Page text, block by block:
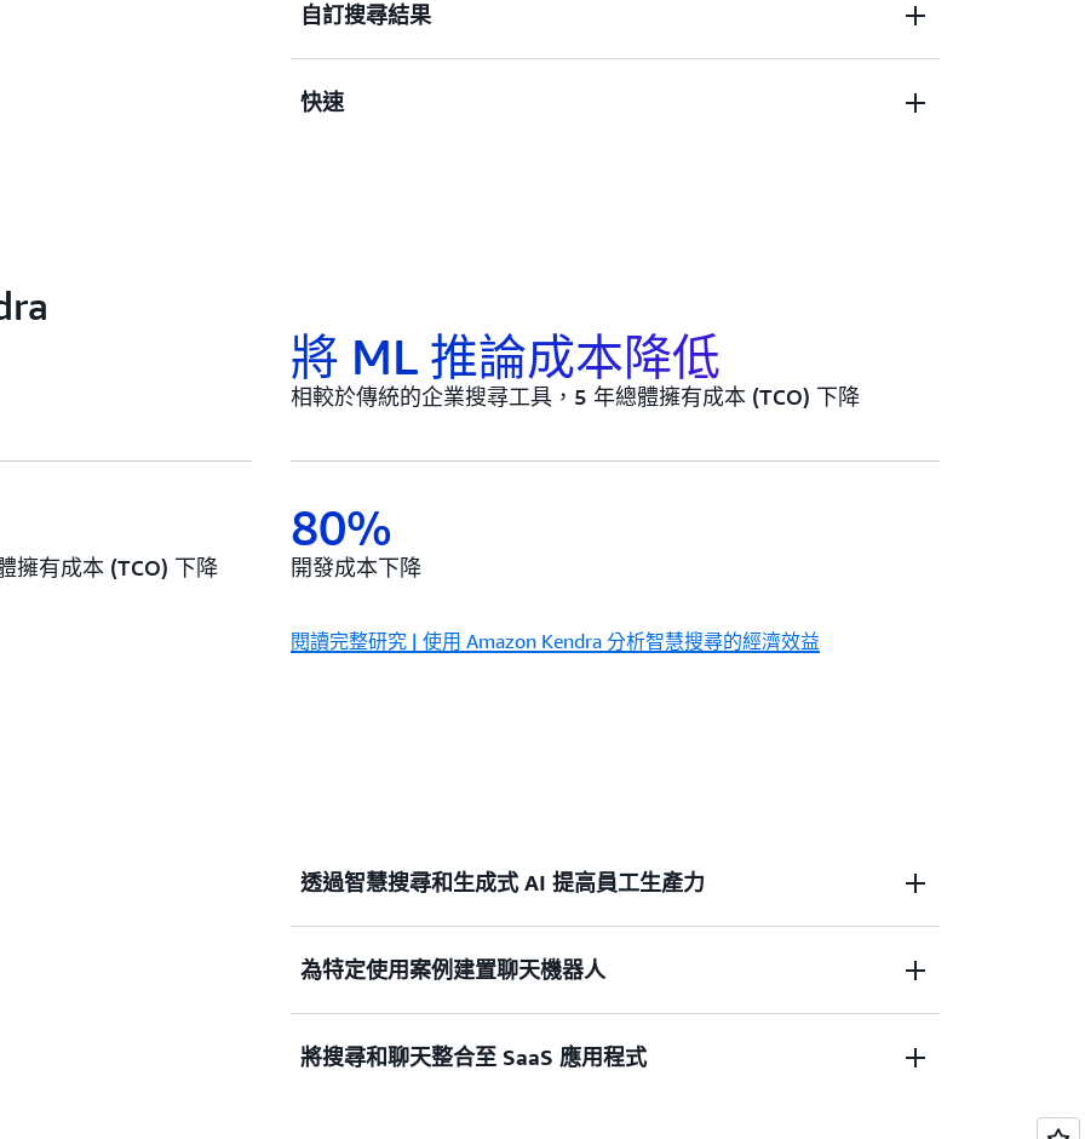
專業知識。
自訂搜尋結果
快速
將 ML 推論成本降低
相較於傳統的企業搜尋工具，5 年總體擁有成本 (TCO) 下降
擁有成本 (TCO) 下降
80%
開發成本下降
閱讀完整研究 | 使用 Amazon Kendra 分析智慧搜尋的經濟效益
透過智慧搜尋和生成式 AI 提高員工生產力
透過生成式 AI 增強 Kendra，以提供準確的答案，進而提高員工生產
為特定使用案例建置聊天機器人
透過直覺式自助服務機器人 (可幫助客戶找到準確的答案)、客服協助解
將搜尋和聊天整合至 SaaS 應用程式